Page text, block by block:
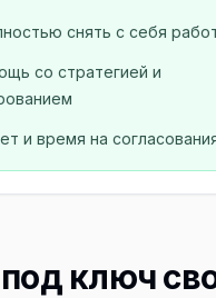
снять с себя
со стратегией и
и время на
ключ